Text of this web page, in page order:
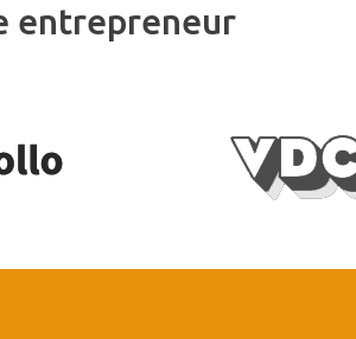
entrepreneur